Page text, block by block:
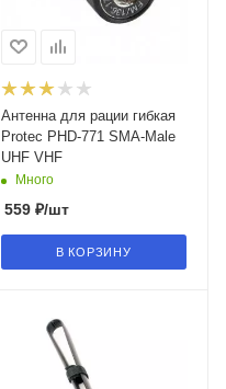
Антенна для рации гибкая
Protec PHD-771 SMA-Male
UHF VHF
Много
559₽/шт
В КОРЗИНУ